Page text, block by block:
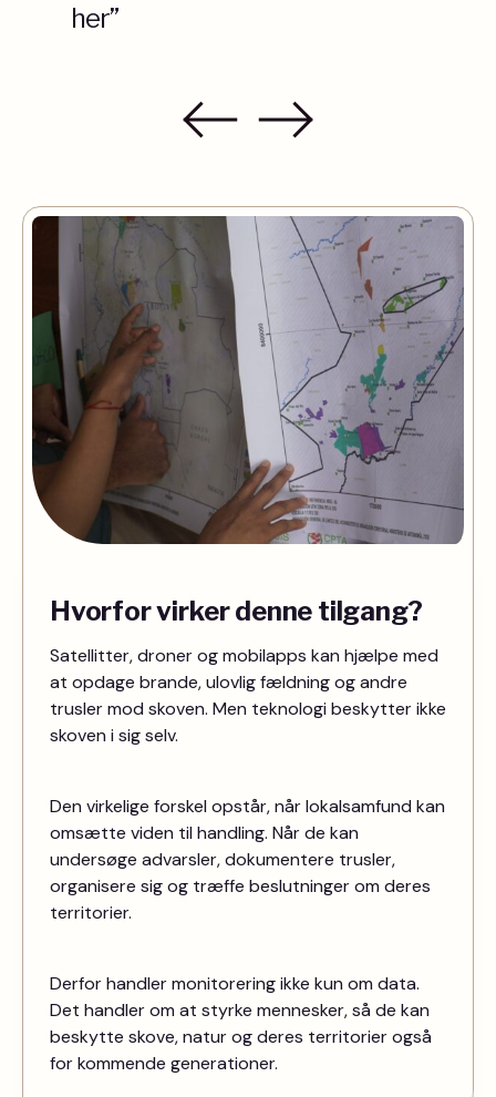
her”
Hvorfor virker denne tilgang?
Satellitter, droner og mobilapps kan hjælpe med
at opdage brande, ulovlig fældning og andre
trusler mod skoven. Men teknologi beskytter ikke
skoven i sig selv.
Den virkelige forskel opstår, når lokalsamfund kan
omsætte viden til handling. Når de kan
undersøge advarsler, dokumentere trusler,
organisere sig og træffe beslutninger om deres
territorier.
Derfor handler monitorering ikke kun om data.
Det handler om at styrke mennesker, så de kan
beskytte skove, natur og deres territorier også
for kommende generationer.